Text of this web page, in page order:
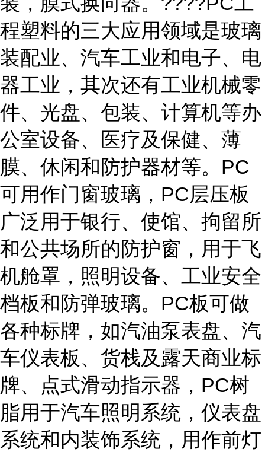
程塑料的三大应用领域是玻璃
装配业、汽车工业和电子、电
器工业，其次还有工业机械零
件、光盘、包装、计算机等办
公室设备、医疗及保健、薄
膜、休闲和防护器材等。PC
可用作门窗玻璃，PC层压板
广泛用于银行、使馆、拘留所
和公共场所的防护窗，用于飞
机舱罩，照明设备、工业安全
档板和防弹玻璃。PC板可做
各种标牌，如汽油泵表盘、汽
车仪表板、货栈及露天商业标
牌、点式滑动指示器，PC树
脂用于汽车照明系统，仪表盘
系统和内装饰系统，用作前灯